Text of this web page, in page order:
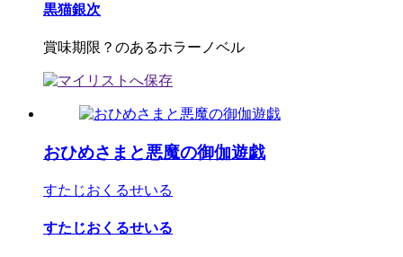
黒猫銀次
賞味期限？のあるホラーノベル
おひめさまと悪魔の御伽遊戯
すたじおくるせいる
すたじおくるせいる